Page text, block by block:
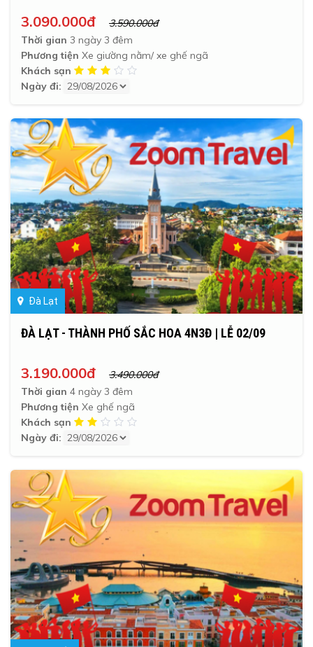
3.090.000đ
3.590.000đ
Thời gian 3 ngày 3 đêm
Phương tiện Xe giường nằm/ xe ghế ngã
Khách sạn
Ngày đi:
Đà Lạt
ĐÀ LẠT - THÀNH PHỐ SẮC HOA 4N3Đ | LỄ 02/09
3.190.000đ
3.490.000đ
Thời gian 4 ngày 3 đêm
Phương tiện Xe ghế ngã
Khách sạn
Ngày đi: